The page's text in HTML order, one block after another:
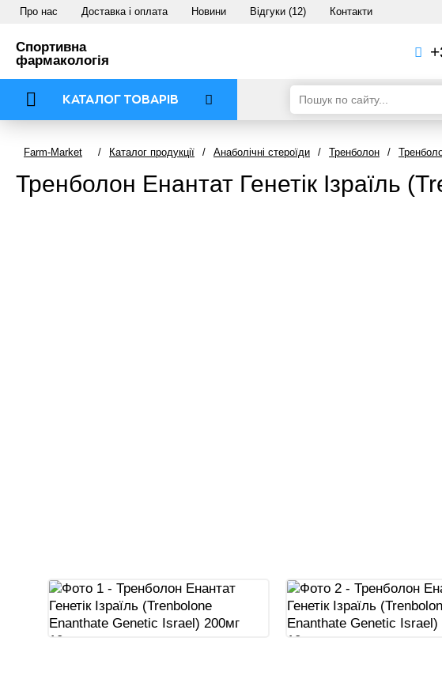
Про нас Доставка і оплата Новини Відгуки (12) Контакти
Спортивна
фармакологія
КАТАЛОГ ТОВАРІВ
Farm-Market / Каталог продукції / Анаболічні стероїди / Тренболон /
Тренболон Енантат Генетік Ізраїль